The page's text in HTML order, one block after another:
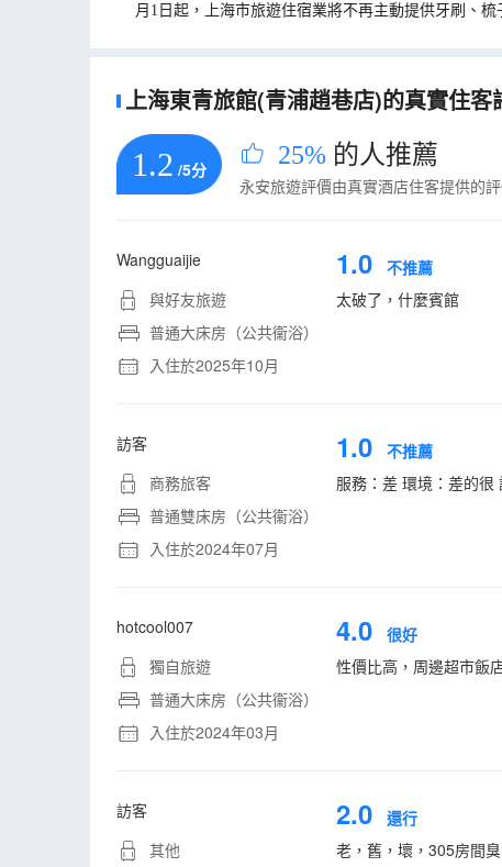
月1日起，上海市旅遊住宿業將不再主動提供牙刷、
上海東青旅館(青浦趙巷店)的真實住客
1.2 /5分 25% 的人推薦
永安旅遊評價由真實酒店住客提供的評
Wangguaijie
與好友旅遊
普通大床房（公共衞浴）
入住於2025年10月
1.0 不推薦
太破了，什麼賓館
訪客
商務旅客
普通雙床房（公共衞浴）
入住於2024年07月
1.0 不推薦
服務：差 環境：差的
hotcool007
獨自旅遊
普通大床房（公共衞浴）
入住於2024年03月
4.0 很好
性價比高，周邊超市飯
訪客
其他
2.0 還行
老，舊，壞，305房間